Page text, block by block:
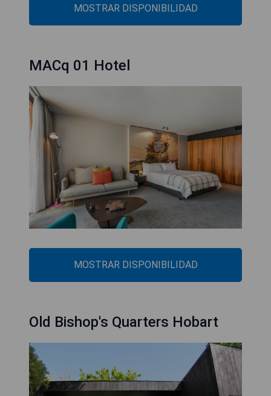
MOSTRAR DISPONIBILIDAD
MACq 01 Hotel
MOSTRAR DISPONIBILIDAD
Old Bishop's Quarters Hobart